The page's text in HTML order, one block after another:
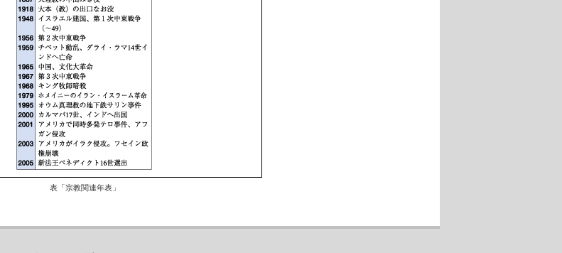
表「宗教関連年表」